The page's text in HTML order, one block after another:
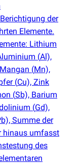
der
Elemente.
Lithium
(Al),
(Mn),
(Cu), Zink
(Sb), Barium
(Gd),
Summe der
hinaus umfasst
des